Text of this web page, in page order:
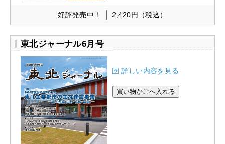
好評発売中！ 2,420円 （税込）
東北ジャーナル6月号
詳しい内容を見る